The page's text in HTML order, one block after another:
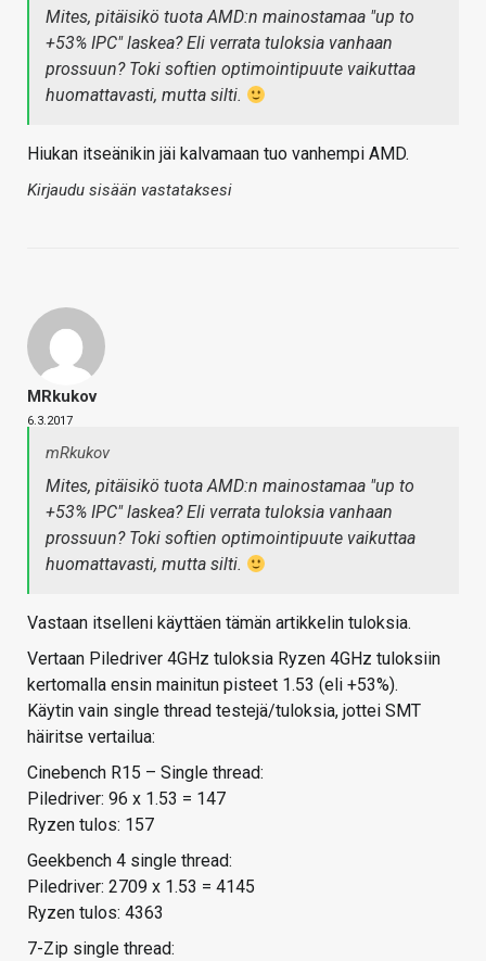
Mites, pitäisikö tuota AMD:n mainostamaa "up to
+53% IPC" laskea? Eli verrata tuloksia vanhaan
prossuun? Toki softien optimointipuute vaikuttaa
huomattavasti, mutta silti.
Hiukan itseänikin jäi kalvamaan tuo vanhempi AMD.
Kirjaudu sisään vastataksesi
MRkukov
6.3.2017
mRkukov
Mites, pitäisikö tuota AMD:n mainostamaa "up to
+53% IPC" laskea? Eli verrata tuloksia vanhaan
prossuun? Toki softien optimointipuute vaikuttaa
huomattavasti, mutta silti.
Vastaan itselleni käyttäen tämän artikkelin tuloksia.
Vertaan Piledriver 4GHz tuloksia Ryzen 4GHz tuloksiin
kertomalla ensin mainitun pisteet 1.53 (eli +53%).
Käytin vain single thread testejä/tuloksia, jottei SMT
häiritse vertailua:
Cinebench R15 – Single thread:
Piledriver: 96 x 1.53 = 147
Ryzen tulos: 157
Geekbench 4 single thread:
Piledriver: 2709 x 1.53 = 4145
Ryzen tulos: 4363
7-Zip single thread: